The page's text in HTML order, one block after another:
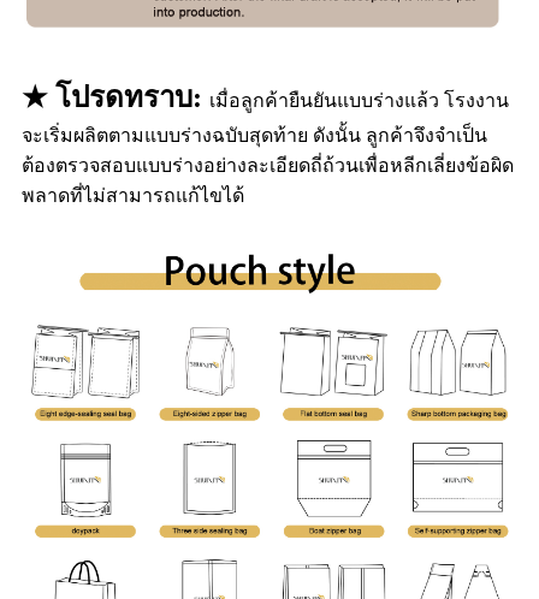
★ โปรดทราบ: เมื่อลูกค้ายืนยันแบบร่างแล้ว โรงงาน
จะเริ่มผลิตตามแบบร่างฉบับสุดท้าย ดังนั้น ลูกค้าจึงจำเป็น
ต้องตรวจสอบแบบร่างอย่างละเอียดถี่ถ้วนเพื่อหลีกเลี่ยงข้อผิด
พลาดที่ไม่สามารถแก้ไขได้